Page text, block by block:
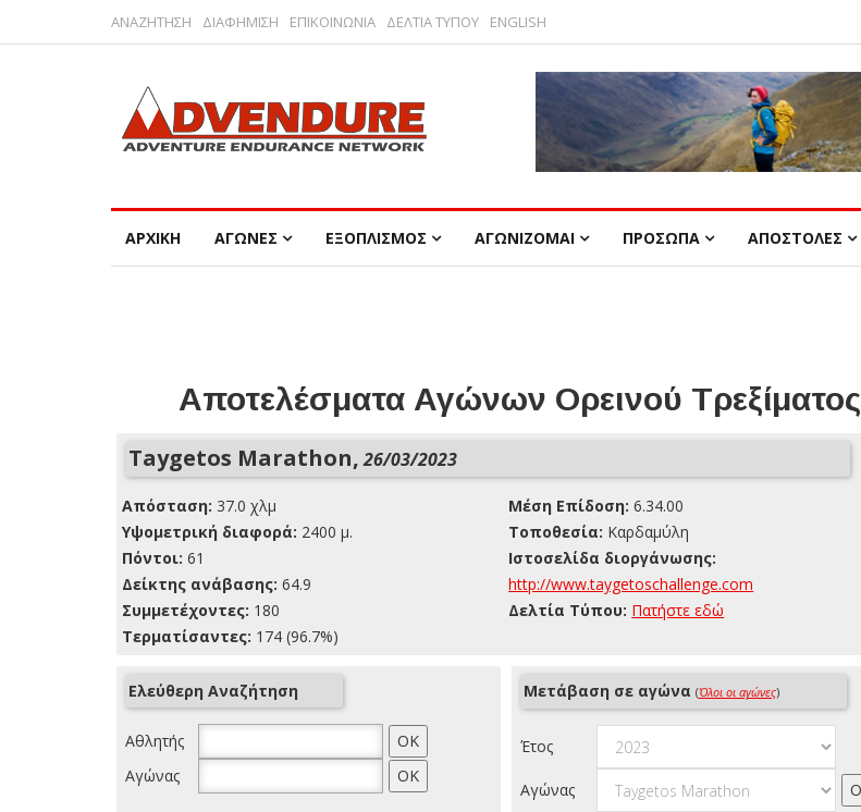
ΑΝΑΖΗΤΗΣΗ ΔΙΑΦΗΜΙΣΗ ΕΠΙΚΟΙΝΩΝΙΑ ΔΕΛΤΙΑ ΤΥΠΟΥ ENGLISH
ΑΡΧΙΚΗ ΑΓΩΝΕΣ ΕΞΟΠΛΙΣΜΟΣ ΑΓΩΝΙΖΟΜΑΙ ΠΡΟΣΩΠΑ ΑΠΟΣΤΟΛΕΣ
Αποτελέσματα Αγώνων Ορεινού Τρεξίματος
Taygetos Marathon,26/03/2023
Απόσταση: 37.0 χλμ
Yψομετρική διαφορά: 2400 μ.
Πόντοι: 61
Δείκτης ανάβασης: 64.9
Συμμετέχοντες: 180
Τερματίσαντες: 174 (96.7%)
Μέση Επίδοση: 6.34.00
Τοποθεσία: Καρδαμύλη
Ιστοσελίδα διοργάνωσης:
http://www.taygetoschallenge.com
Δελτία Τύπου: Πατήστε εδώ
Ελεύθερη Αναζήτηση
Αθλητής
Αγώνας
Μετάβαση σε αγώνα (Όλοι οι αγώνες)
Έτος
Αγώνας